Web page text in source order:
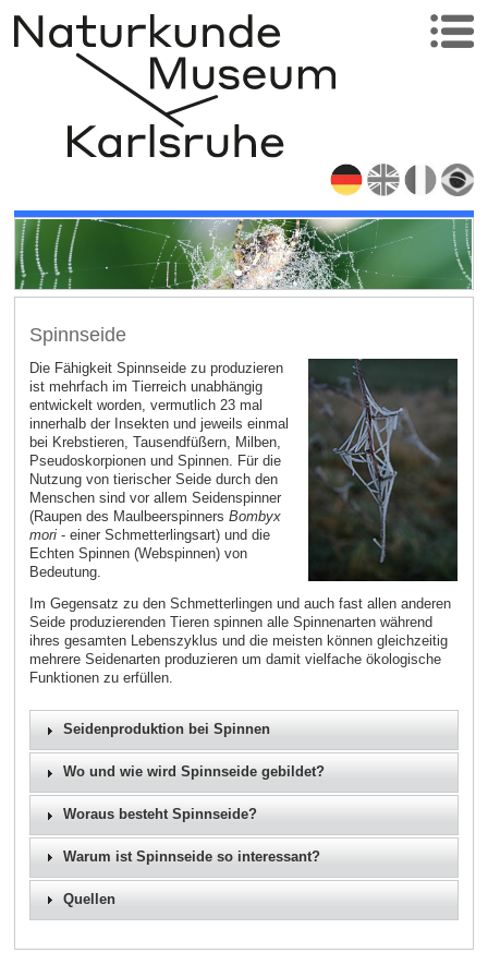
Spinnseide
Die Fähigkeit Spinnseide zu produzieren
ist mehrfach im Tierreich unabhängig
entwickelt worden, vermutlich 23 mal
innerhalb der Insekten und jeweils einmal
bei Krebstieren, Tausendfüßern, Milben,
Pseudoskorpionen und Spinnen. Für die
Nutzung von tierischer Seide durch den
Menschen sind vor allem Seidenspinner
(Raupen des Maulbeerspinners Bombyx
mori- einer Schmetterlingsart) und die
Echten Spinnen (Webspinnen) von
Bedeutung.
Im Gegensatz zu den Schmetterlingen und auch fast allen anderen
Seide produzierenden Tieren spinnen alle Spinnenarten während
ihres gesamten Lebenszyklus und die meisten können gleichzeitig
mehrere Seidenarten produzieren um damit vielfache ökologische
Funktionen zu erfüllen.
Seidenproduktion bei Spinnen
Wo und wie wird Spinnseide gebildet?
Woraus besteht Spinnseide?
Warum ist Spinnseide so interessant?
Quellen